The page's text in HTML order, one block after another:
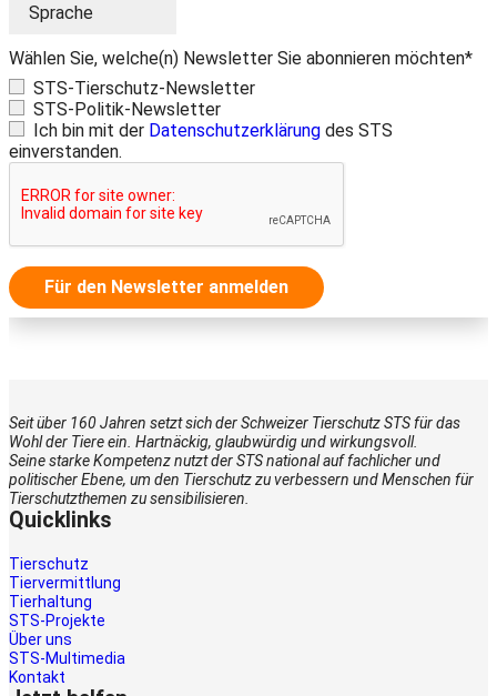
Wählen Sie, welche(n) Newsletter Sie abonnieren möchten*
STS-Tierschutz-Newsletter
STS-Politik-Newsletter
Ich bin mit der Datenschutzerklärung des STS
einverstanden.
Für den Newsletter anmelden
Seit über 160 Jahren setzt sich der Schweizer Tierschutz STS für das
Wohl der Tiere ein. Hartnäckig, glaubwürdig und wirkungsvoll.
Seine starke Kompetenz nutzt der STS national auf fachlicher und
politischer Ebene, um den Tierschutz zu verbessern und Menschen für
Tierschutzthemen zu sensibilisieren.
Quicklinks
Tierschutz
Tiervermittlung
Tierhaltung
STS-Projekte
Über uns
STS-Multimedia
Kontakt